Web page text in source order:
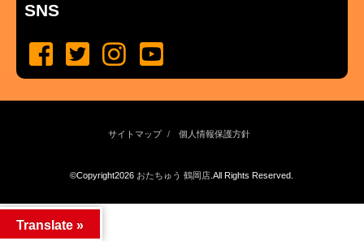
SNS
サイトマップ 個人情報保護方針
©Copyright2026 おたちゅう 鶴岡店 .All Rights Reserved.
Translate »